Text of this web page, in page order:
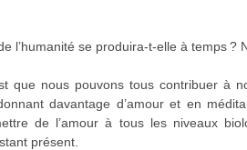
l’humanité se produira-t-elle à temps ?
que nous pouvons tous contribuer à
davantage d’amour et en
de l’amour à tous les niveaux
présent.